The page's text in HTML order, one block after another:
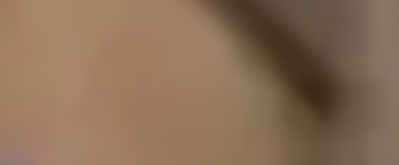
奖励成绩优异者的
哈德斯菲尔德大学将根
在国际学习中心取得的